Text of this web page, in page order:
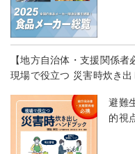
【地方自治体・支援関係者
現場で役立つ 災害時炊き出
避難
的視